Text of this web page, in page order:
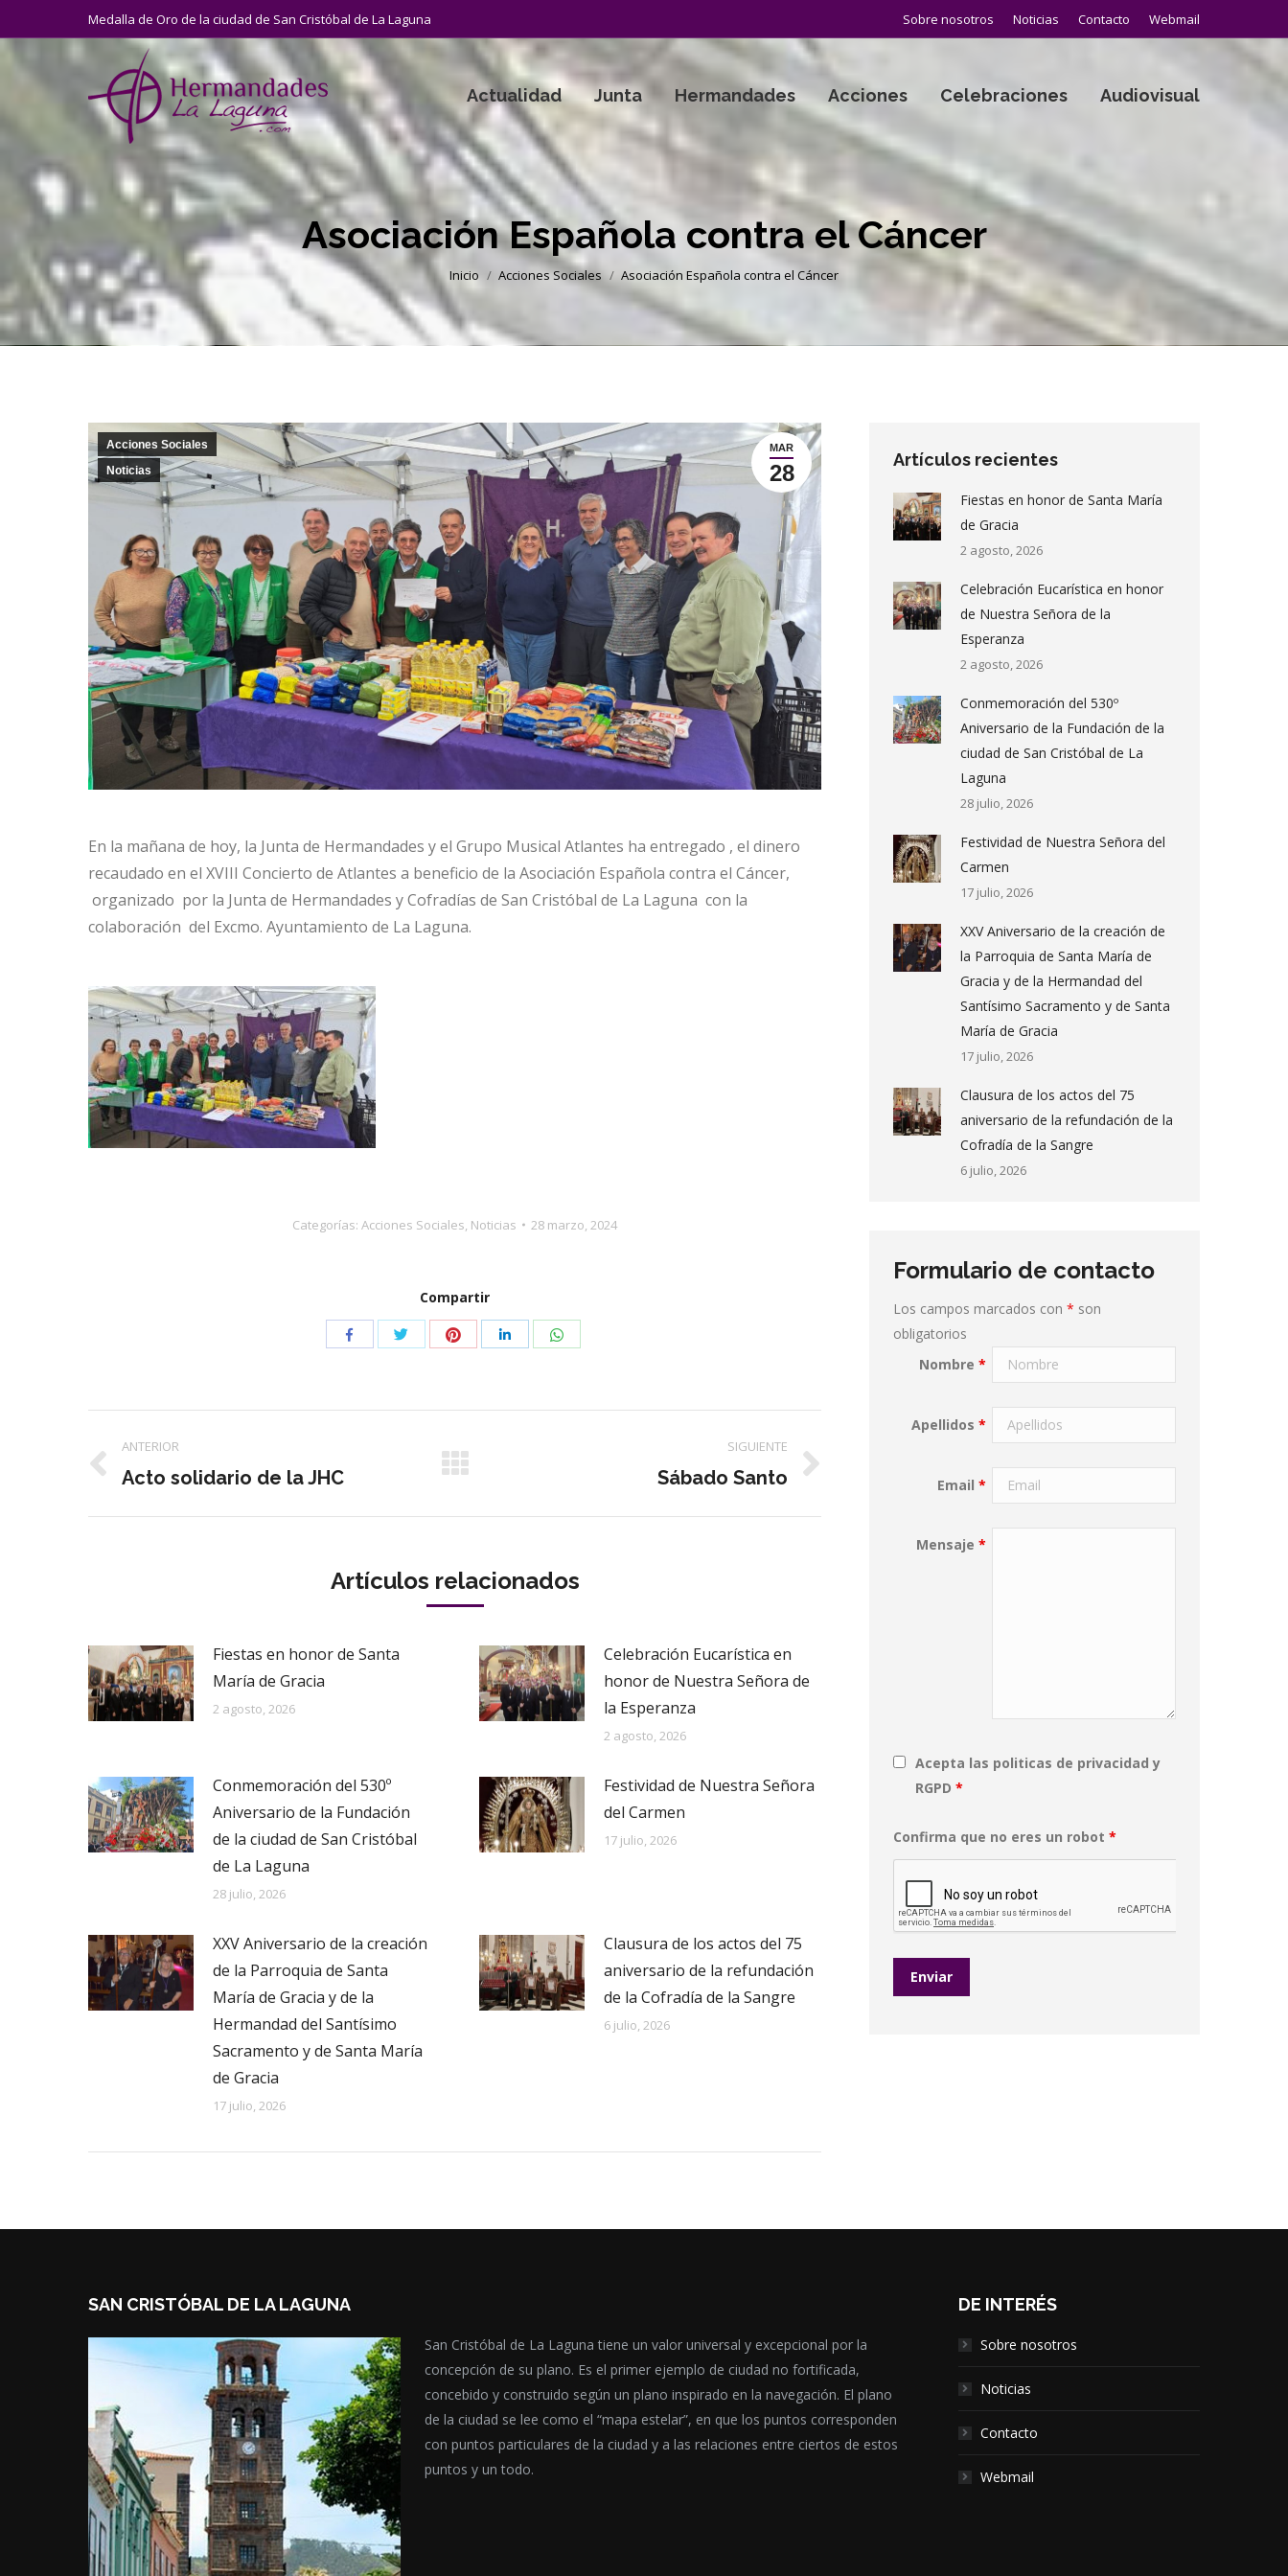
Medalla de Oro de la ciudad de San Cristóbal de La Laguna Sobre nosotros Noticias Contacto Webmail
Actualidad Junta Hermandades Acciones Celebraciones Audiovisual
Asociación Española contra el Cáncer
Estás aquí:
Inicio Acciones Sociales Asociación Española contra el Cáncer
MAR
28
Acciones Sociales
Noticias
En la mañana de hoy, la Junta de Hermandades y el Grupo Musical Atlantes ha entregado , el dinero
recaudado en el XVIII Concierto de Atlantes a beneficio de la Asociación Española contra el Cáncer,
organizado por la Junta de Hermandades y Cofradías de San Cristóbal de La Laguna con la
colaboración del Excmo. Ayuntamiento de La Laguna.
Categorías: Acciones Sociales Noticias 28 marzo, 2024
Compartir
CompartirCompartirCompartirCompartirCompartir
Navegación
entre
publicaciones
ANTERIOR
Publicación
Acto solidario de la JHC
SIGUIENTE
Sábado Santo
Artículos relacionados
Fiestas en honor de Santa
María de Gracia
2 agosto, 2026
Celebración Eucarística en
honor de Nuestra Señora de
la Esperanza
2 agosto, 2026
Conmemoración del 530º
Aniversario de la Fundación
de la ciudad de San Cristóbal
de La Laguna
28 julio, 2026
Festividad de Nuestra Señora
del Carmen
17 julio, 2026
XXV Aniversario de la creación
de la Parroquia de Santa
María de Gracia y de la
Hermandad del Santísimo
Sacramento y de Santa María
de Gracia
17 julio, 2026
Clausura de los actos del 75
aniversario de la refundación
de la Cofradía de la Sangre
6 julio, 2026
Artículos recientes
Fiestas en honor de Santa María
de Gracia
2 agosto, 2026
Celebración Eucarística en honor
de Nuestra Señora de la
Esperanza
2 agosto, 2026
Conmemoración del 530º
Aniversario de la Fundación de la
ciudad de San Cristóbal de La
Laguna
28 julio, 2026
Festividad de Nuestra Señora del
Carmen
17 julio, 2026
XXV Aniversario de la creación de
la Parroquia de Santa María de
Gracia y de la Hermandad del
Santísimo Sacramento y de Santa
María de Gracia
17 julio, 2026
Clausura de los actos del 75
aniversario de la refundación de la
Cofradía de la Sangre
6 julio, 2026
Formulario de contacto
Los campos marcados con * son
obligatorios
Nombre*
Apellidos*
Email*
Mensaje*
Acepta las politicas de privacidad y
RGPD *
Confirma que no eres un robot *
SAN CRISTÓBAL DE LA LAGUNA
San Cristóbal de La Laguna tiene un valor universal y excepcional por la
concepción de su plano. Es el primer ejemplo de ciudad no fortificada,
concebido y construido según un plano inspirado en la navegación. El plano
de la ciudad se lee como el “mapa estelar”, en que los puntos corresponden
con puntos particulares de la ciudad y a las relaciones entre ciertos de estos
puntos y un todo.
DE INTERÉS
Sobre nosotros
Noticias
Contacto
Webmail